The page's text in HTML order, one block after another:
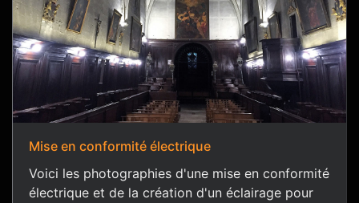
Mise en conformité électrique
Voici les photographies d'une mise en conformité
électrique et de la création d'un éclairage pour